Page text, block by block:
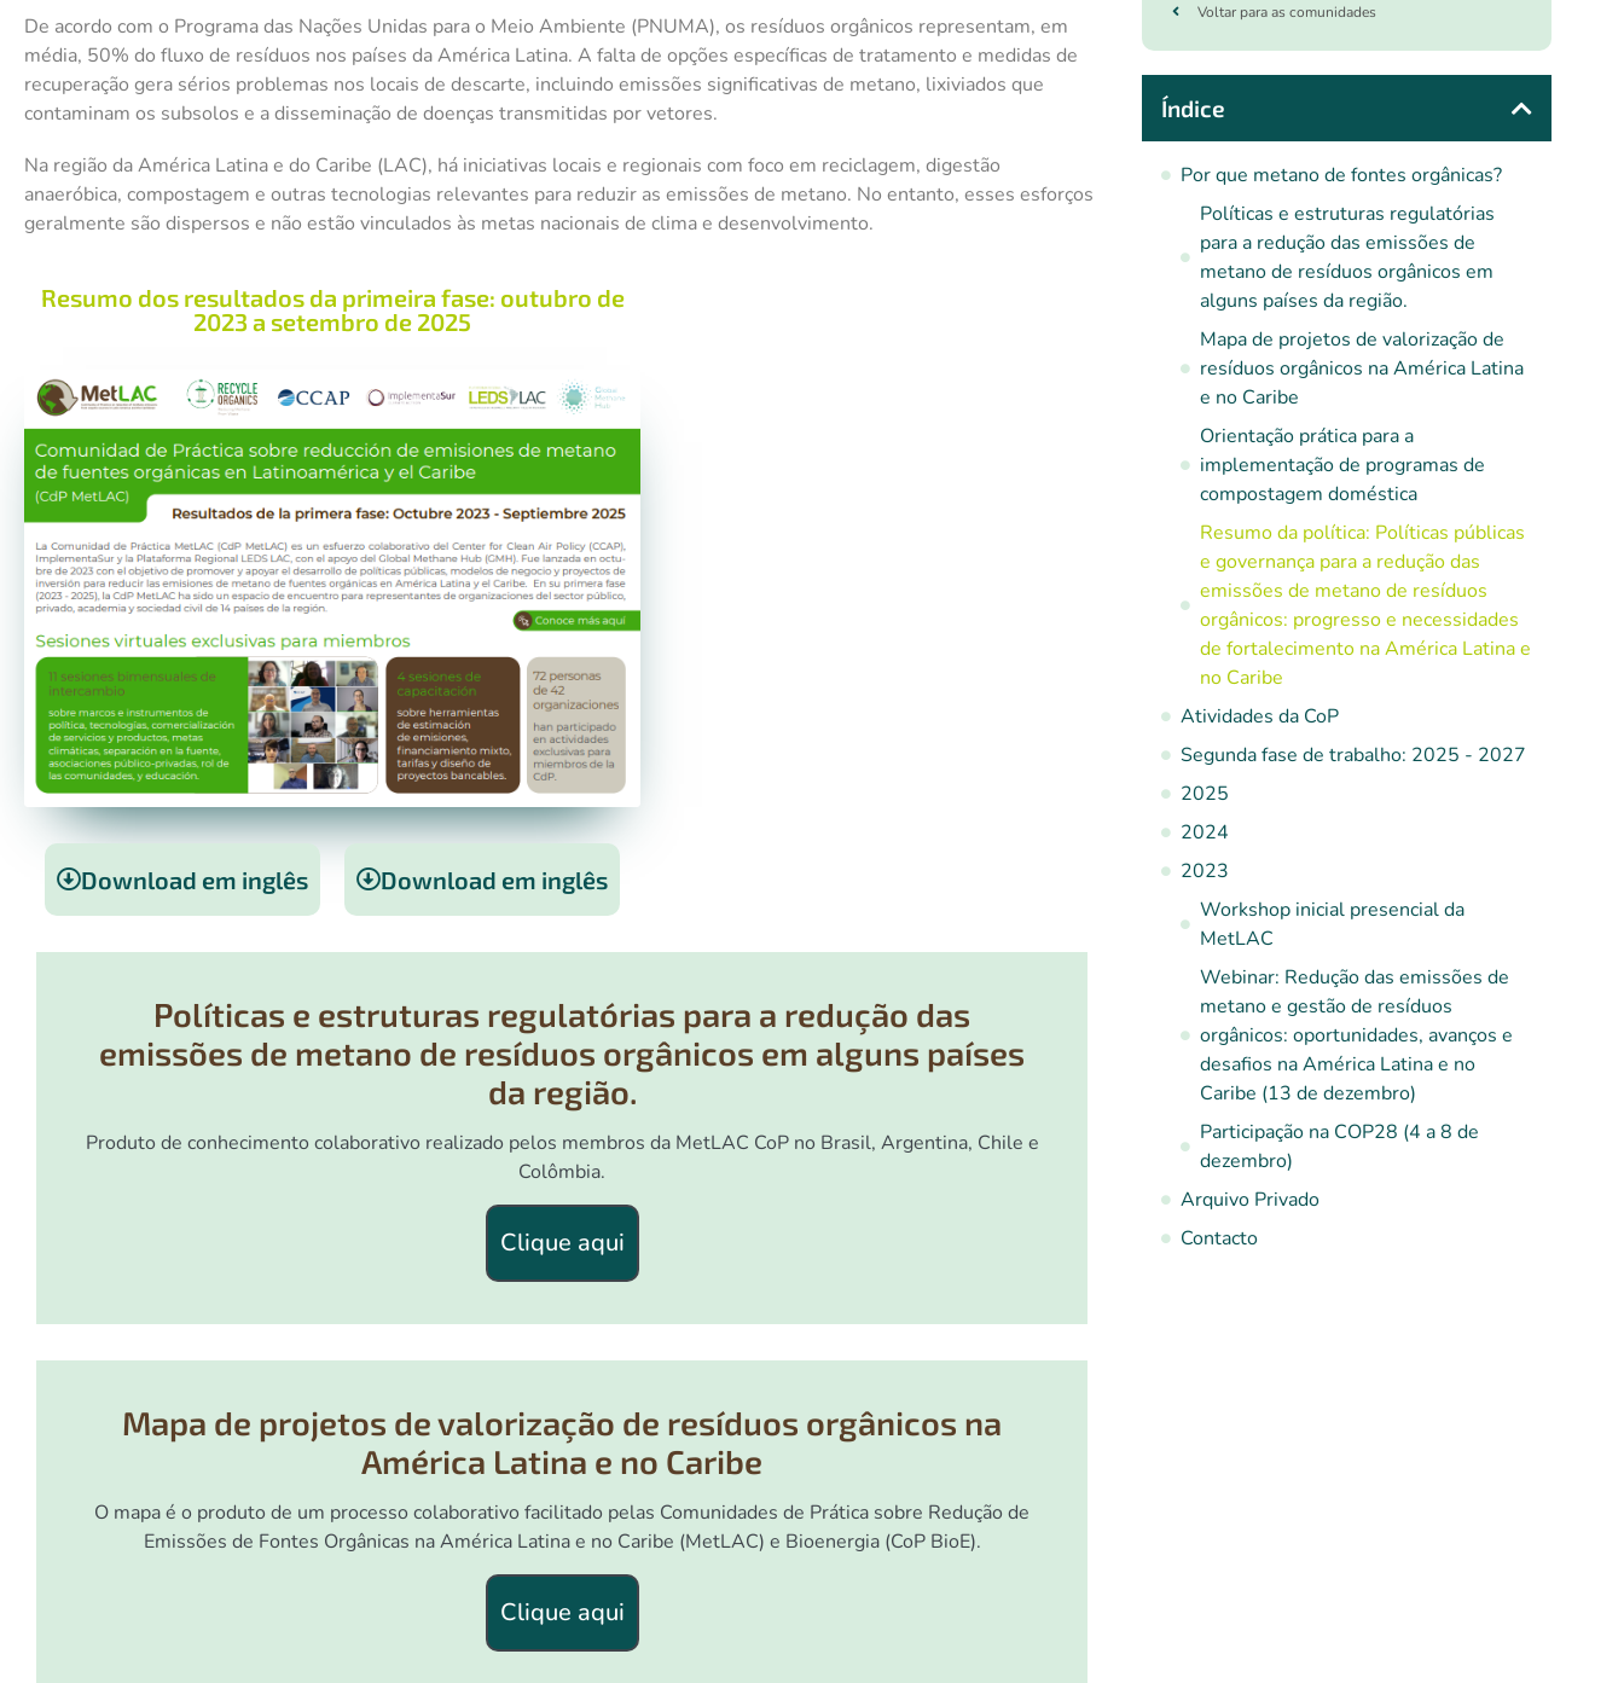
De acordo com o Programa das Nações Unidas para o Meio Ambiente (PNUMA), os resíduos orgânicos representam, em
média, 50% do fluxo de resíduos nos países da América Latina. A falta de opções específicas de tratamento e medidas de
recuperação gera sérios problemas nos locais de descarte, incluindo emissões significativas de metano, lixiviados que
contaminam os subsolos e a disseminação de doenças transmitidas por vetores.
Na região da América Latina e do Caribe (LAC), há iniciativas locais e regionais com foco em reciclagem, digestão
anaeróbica, compostagem e outras tecnologias relevantes para reduzir as emissões de metano. No entanto, esses esforços
geralmente são dispersos e não estão vinculados às metas nacionais de clima e desenvolvimento.
Resumo dos resultados da primeira fase: outubro de
2023 a setembro de 2025
Download em inglês Download em inglês
Políticas e estruturas regulatórias para a redução das
emissões de metano de resíduos orgânicos em alguns países
da região.
Produto de conhecimento colaborativo realizado pelos membros da MetLAC CoP no Brasil, Argentina, Chile e
Colômbia.
Clique aqui
Mapa de projetos de valorização de resíduos orgânicos na
América Latina e no Caribe
O mapa é o produto de um processo colaborativo facilitado pelas Comunidades de Prática sobre Redução de
Emissões de Fontes Orgânicas na América Latina e no Caribe (MetLAC) e Bioenergia (CoP BioE).
Clique aqui
Voltar para as comunidades
Índice
Por que metano de fontes orgânicas?
Políticas e estruturas regulatórias
para a redução das emissões de
metano de resíduos orgânicos em
alguns países da região.
Mapa de projetos de valorização de
resíduos orgânicos na América Latina
e no Caribe
Orientação prática para a
implementação de programas de
compostagem doméstica
Resumo da política: Políticas públicas
e governança para a redução das
emissões de metano de resíduos
orgânicos: progresso e necessidades
de fortalecimento na América Latina e
no Caribe
Atividades da CoP
Segunda fase de trabalho: 2025 - 2027
2025
2024
2023
Workshop inicial presencial da
MetLAC
Webinar: Redução das emissões de
metano e gestão de resíduos
orgânicos: oportunidades, avanços e
desafios na América Latina e no
Caribe (13 de dezembro)
Participação na COP28 (4 a 8 de
dezembro)
Arquivo Privado
Contacto